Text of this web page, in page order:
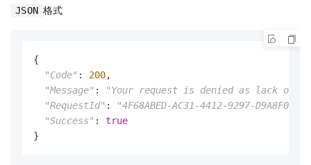
JSON 格式
{
"Code" : 200,
"Message" :
"Your request is denied as lack of
"RequestId" :
"4F68ABED-AC31-4412-9297-
"Success" : true
}